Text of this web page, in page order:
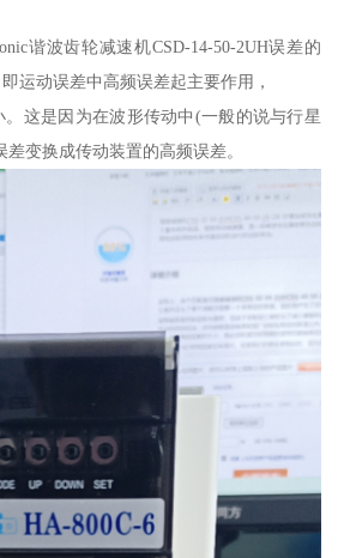
谐波齿轮减速机CSD-14-50-2UH误差的
运动误差中高频误差起主要作用，
。这是因为在波形传动中(一般的说与行星
变换成传动装置的高频误差。